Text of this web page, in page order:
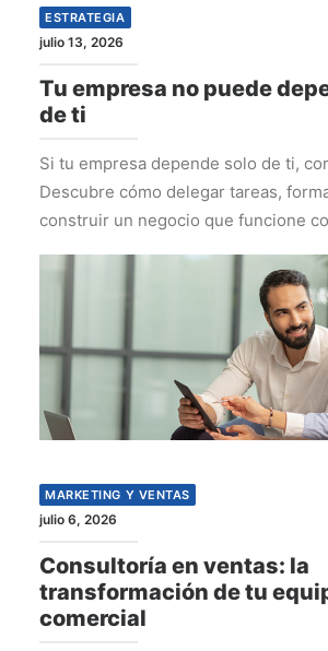
ESTRATEGIA
julio 13, 2026
Tu empresa no puede
de ti
Si tu empresa depende solo de ti,
Descubre cómo delegar tareas,
construir un negocio que funcione
MARKETING Y VENTAS
julio 6, 2026
Consultoría en ventas: la
transformación de tu
comercial